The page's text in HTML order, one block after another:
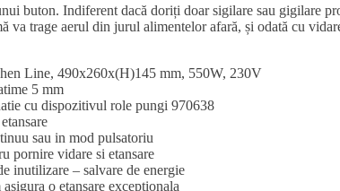
buton. Indiferent dacă doriți doar sigilare sau gigilare
trage aerul din jurul alimentelor afară, și odată cu
Line, 490x260x(H)145 mm, 550W, 230V
5 mm
cu dispozitivul role pungi 970638
sau in mod pulsatoriu
pornire vidare si etansare
inutilizare – salvare de energie
o etansare exceptionala